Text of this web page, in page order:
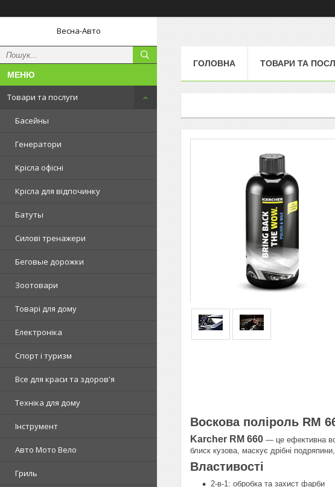
Весна-Авто
Товари та послуги
Басейны
Генератори
Kрісла oфісні
Крісла для відпочинку
Батуты
Силові тренажери
Беговые дорожки
Зоотовари
Товарі для дому
Електроніка
Спорт і туризм
Все для краси та здоров'я
Техніка для дому
Інструмент
Авто Мото Вело
Гриль
ГОЛОВНА ТОВАРИ ТА
Воскова поліроль RM
Karcher RM 660 — це ефективна
блиск кузова, маскує дрібні
Властивості
2-в-1: обробка та захист фарби